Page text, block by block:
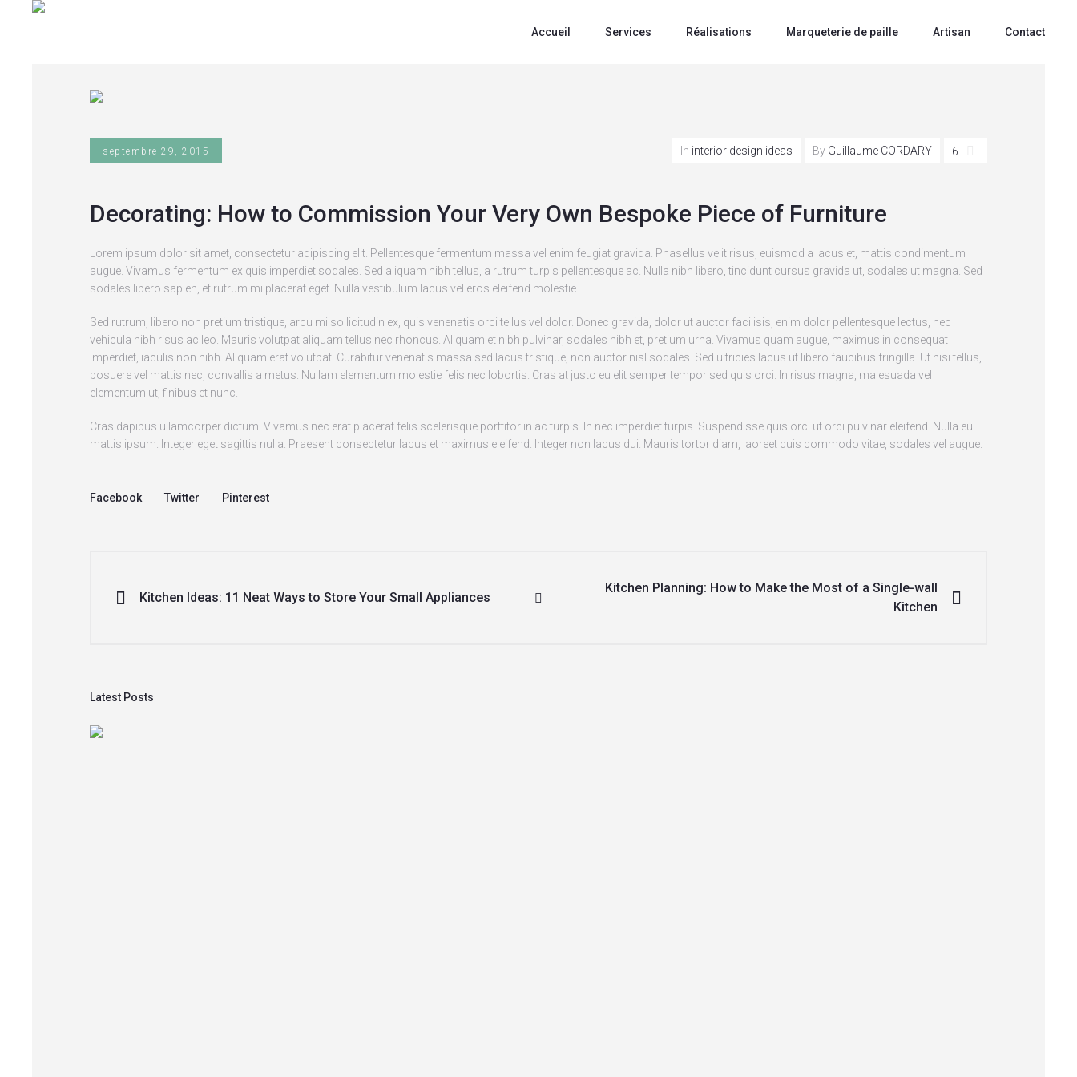
Accueil Services Réalisations Marqueterie de paille Artisan Contact
septembre 29, 2015 In interior design ideas By Guillaume CORDARY 6
Decorating: How to Commission Your Very Own Bespoke Piece of Furniture
Lorem ipsum dolor sit amet, consectetur adipiscing elit. Pellentesque fermentum massa vel enim feugiat gravida. Phasellus velit risus, euismod a lacus et, mattis condimentum
augue. Vivamus fermentum ex quis imperdiet sodales. Sed aliquam nibh tellus, a rutrum turpis pellentesque ac. Nulla nibh libero, tincidunt cursus gravida ut, sodales ut magna. Sed
sodales libero sapien, et rutrum mi placerat eget. Nulla vestibulum lacus vel eros eleifend molestie.
Sed rutrum, libero non pretium tristique, arcu mi sollicitudin ex, quis venenatis orci tellus vel dolor. Donec gravida, dolor ut auctor facilisis, enim dolor pellentesque lectus, nec
vehicula nibh risus ac leo. Mauris volutpat aliquam tellus nec rhoncus. Aliquam et nibh pulvinar, sodales nibh et, pretium urna. Vivamus quam augue, maximus in consequat
imperdiet, iaculis non nibh. Aliquam erat volutpat. Curabitur venenatis massa sed lacus tristique, non auctor nisl sodales. Sed ultricies lacus ut libero faucibus fringilla. Ut nisi tellus,
posuere vel mattis nec, convallis a metus. Nullam elementum molestie felis nec lobortis. Cras at justo eu elit semper tempor sed quis orci. In risus magna, malesuada vel
elementum ut, finibus et nunc.
Cras dapibus ullamcorper dictum. Vivamus nec erat placerat felis scelerisque porttitor in ac turpis. In nec imperdiet turpis. Suspendisse quis orci ut orci pulvinar eleifend. Nulla eu
mattis ipsum. Integer eget sagittis nulla. Praesent consectetur lacus et maximus eleifend. Integer non lacus dui. Mauris tortor diam, laoreet quis commodo vitae, sodales vel augue.
Facebook Twitter Pinterest
Kitchen Ideas: 11 Neat Ways to Store Your Small Appliances
Kitchen Planning: How to Make the Most of a Single-wall
Kitchen
Latest Posts